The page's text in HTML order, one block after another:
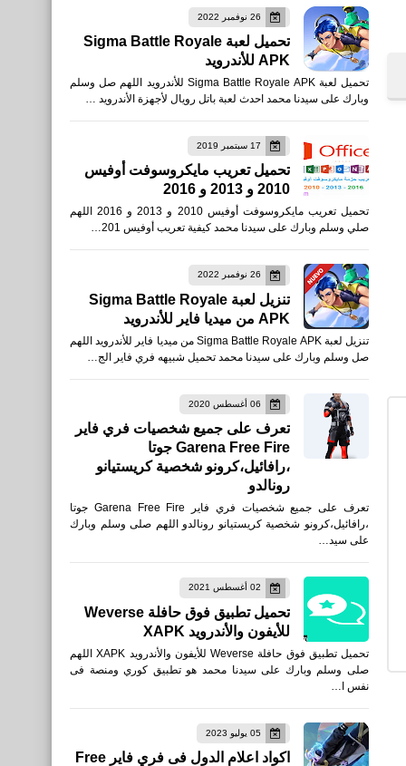
26 نوفمبر 2022
تحميل لعبة Sigma Battle Royale
APK للأندرويد
تحميل لعبة Sigma Battle Royale APK للأندرويد اللهم صل وسلم
وبارك على سيدنا محمد احدث لعبة باتل رويال لأجهزة الأندرويد …
17 سبتمبر 2019
تحميل تعريب مايكروسوفت أوفيس
2010 و 2013 و 2016
تحميل تعريب مايكروسوفت أوفيس 2010 و 2013 و 2016 اللهم
صلي وسلم وبارك على سيدنا محمد كيفية تعريب أوفيس 201…
26 نوفمبر 2022
تنزيل لعبة Sigma Battle Royale
APK من ميديا فاير للأندرويد
تنزيل لعبة Sigma Battle Royale APK من ميديا فاير للأندرويد اللهم
صل وسلم وبارك على سيدنا محمد تحميل شبيهه فري فاير الج…
06 أغسطس 2020
تعرف على جميع شخصيات فري فاير
Garena Free Fire جوتا
،رافائيل،كرونو شخصية كريستيانو
رونالدو
تعرف على جميع شخصيات فري فاير Garena Free Fire جوتا
،رافائيل،كرونو شخصية كريستيانو رونالدو اللهم صلى وسلم وبارك
على سيد…
02 أغسطس 2021
تحميل تطبيق فوق حافلة Weverse
للأيفون والأندرويد XAPK
تحميل تطبيق فوق حافلة Weverse للأيفون والأندرويد XAPK اللهم
صلى وسلم وبارك على سيدنا محمد هو تطبيق كوري ومنصة فى
نفس ا…
05 يوليو 2023
اكواد اعلام الدول فى فري فاير Free
العاب
تنزيل لعبة Dumb Ways to
Climb للأيفون والأندرويد APK
العاب
تنزيل لعبة CRSED: Royale
Apex Battle للأيفون
والأندرويد XAPK
العاب
متطلبات تشغيل لعبة EA
SPORTS FC ™ 24 للكمبيوتر
العاب